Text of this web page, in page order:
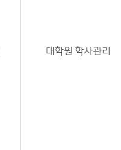
대학원 학사관리